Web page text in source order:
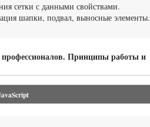
сетки с данными свойствами.
шапки, подвал, выносные элементы.
Принципы работы и